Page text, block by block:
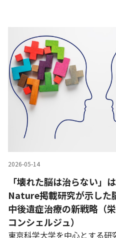
2026-05-14
「壊れた脳は治らない」
Nature掲載研究が示した
中後遺症治療の新戦略（
コンシェルジュ）
東京科学大学を中心とする研